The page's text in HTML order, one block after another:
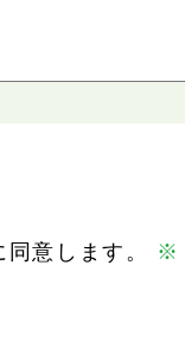
同意します。 ※